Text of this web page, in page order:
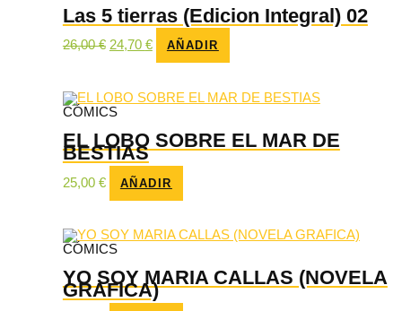
Las 5 tierras (Edicion Integral) 02
26,00€ El
26,00 €.
24,70 €El
24,70 €.
AÑADIR
CÓMICS
EL LOBO SOBRE EL MAR DE
BESTIAS
25,00 € AÑADIR
CÓMICS
YO SOY MARIA CALLAS (NOVELA
GRAFICA)